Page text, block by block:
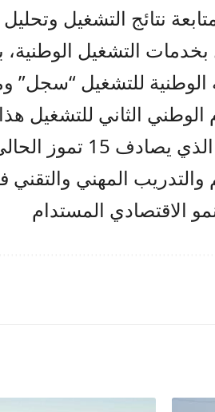
نتائج التشغيل
التشغيل الوطنية،
الوطنية للتشغيل “سجل”
الوطني الثاني للتشغيل
لمهارات الشباب
والتدريب المهني والتقني
الاقتصادي المستدام